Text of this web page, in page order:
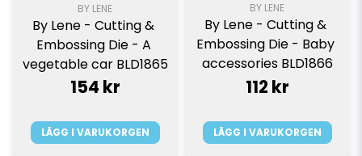
BY LENE
By Lene - Cutting &
Embossing Die - A
vegetable car BLD1865
154 kr
LÄGG I VARUKORGEN
BY LENE
By Lene - Cutting &
Embossing Die - Baby
accessories BLD1866
112 kr
LÄGG I VARUKORGEN